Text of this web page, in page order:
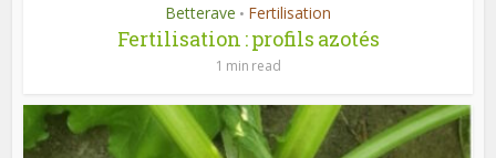
Betterave • Fertilisation
Fertilisation : profils azotés
1 min read